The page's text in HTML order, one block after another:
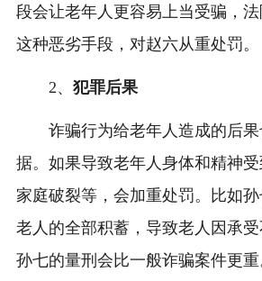
段会让老年人更容易上当受骗，
这种恶劣手段，对赵六从重处罚。
2、 犯罪后果
诈骗行为给老年人造成的后
据。如果导致老年人身体和精神
家庭破裂等，会加重处罚。比如
老人的全部积蓄，导致老人因承受
孙七的量刑会比一般诈骗案件更重